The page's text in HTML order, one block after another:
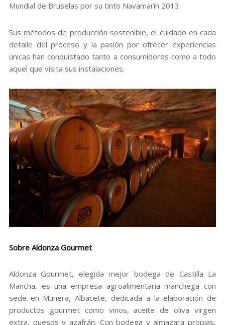
Mundial de Bruselas por su tinto Navamarín 2013.
Sus métodos de producción sostenible, el cuidado en cada
detalle del proceso y la pasión por ofrecer experiencias
únicas han conquistado tanto a consumidores como a todo
aquel que visita sus instalaciones.
Sobre Aldonza Gourmet
Aldonza Gourmet, elegida mejor bodega de Castilla La
Mancha, es una empresa agroalimentaria manchega con
sede en Munera, Albacete, dedicada a la elaboración de
productos gourmet como vinos, aceite de oliva virgen
extra, quesos y azafrán. Con bodega y almazara propias,